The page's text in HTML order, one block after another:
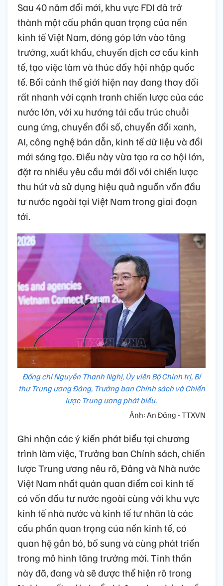
Sau 40 năm đổi mới, khu vực FDI đã trở
thành một cấu phần quan trọng của nền
kinh tế Việt Nam, đóng góp lớn vào tăng
trưởng, xuất khẩu, chuyển dịch cơ cấu kinh
tế, tạo việc làm và thúc đẩy hội nhập quốc
tế. Bối cảnh thế giới hiện nay đang thay đổi
rất nhanh với cạnh tranh chiến lược của các
nước lớn, với xu hướng tái cấu trúc chuỗi
cung ứng, chuyển đổi số, chuyển đổi xanh,
AI, công nghệ bán dẫn, kinh tế dữ liệu và đổi
mới sáng tạo. Điều này vừa tạo ra cơ hội lớn,
đặt ra nhiều yêu cầu mới đối với chiến lược
thu hút và sử dụng hiệu quả nguồn vốn đầu
tư nước ngoài tại Việt Nam trong giai đoạn
tới.
Đồng chí Nguyễn Thanh Nghị, Ủy viên Bộ Chính trị, Bí
thư Trung ương Đảng, Trưởng ban Chính sách và Chiến
lược Trung ương phát biểu.
Ảnh: An Đăng - TTXVN
Ghi nhận các ý kiến phát biểu tại chương
trình làm việc, Trưởng ban Chính sách, chiến
lược Trung ương nêu rõ, Đảng và Nhà nước
Việt Nam nhất quán quan điểm coi kinh tế
có vốn đầu tư nước ngoài cùng với khu vực
kinh tế nhà nước và kinh tế tư nhân là các
cấu phần quan trọng của nền kinh tế, có
quan hệ gắn bó, bổ sung và cùng phát triển
trong mô hình tăng trưởng mới. Tinh thần
này đã, đang và sẽ được thể hiện rõ trong